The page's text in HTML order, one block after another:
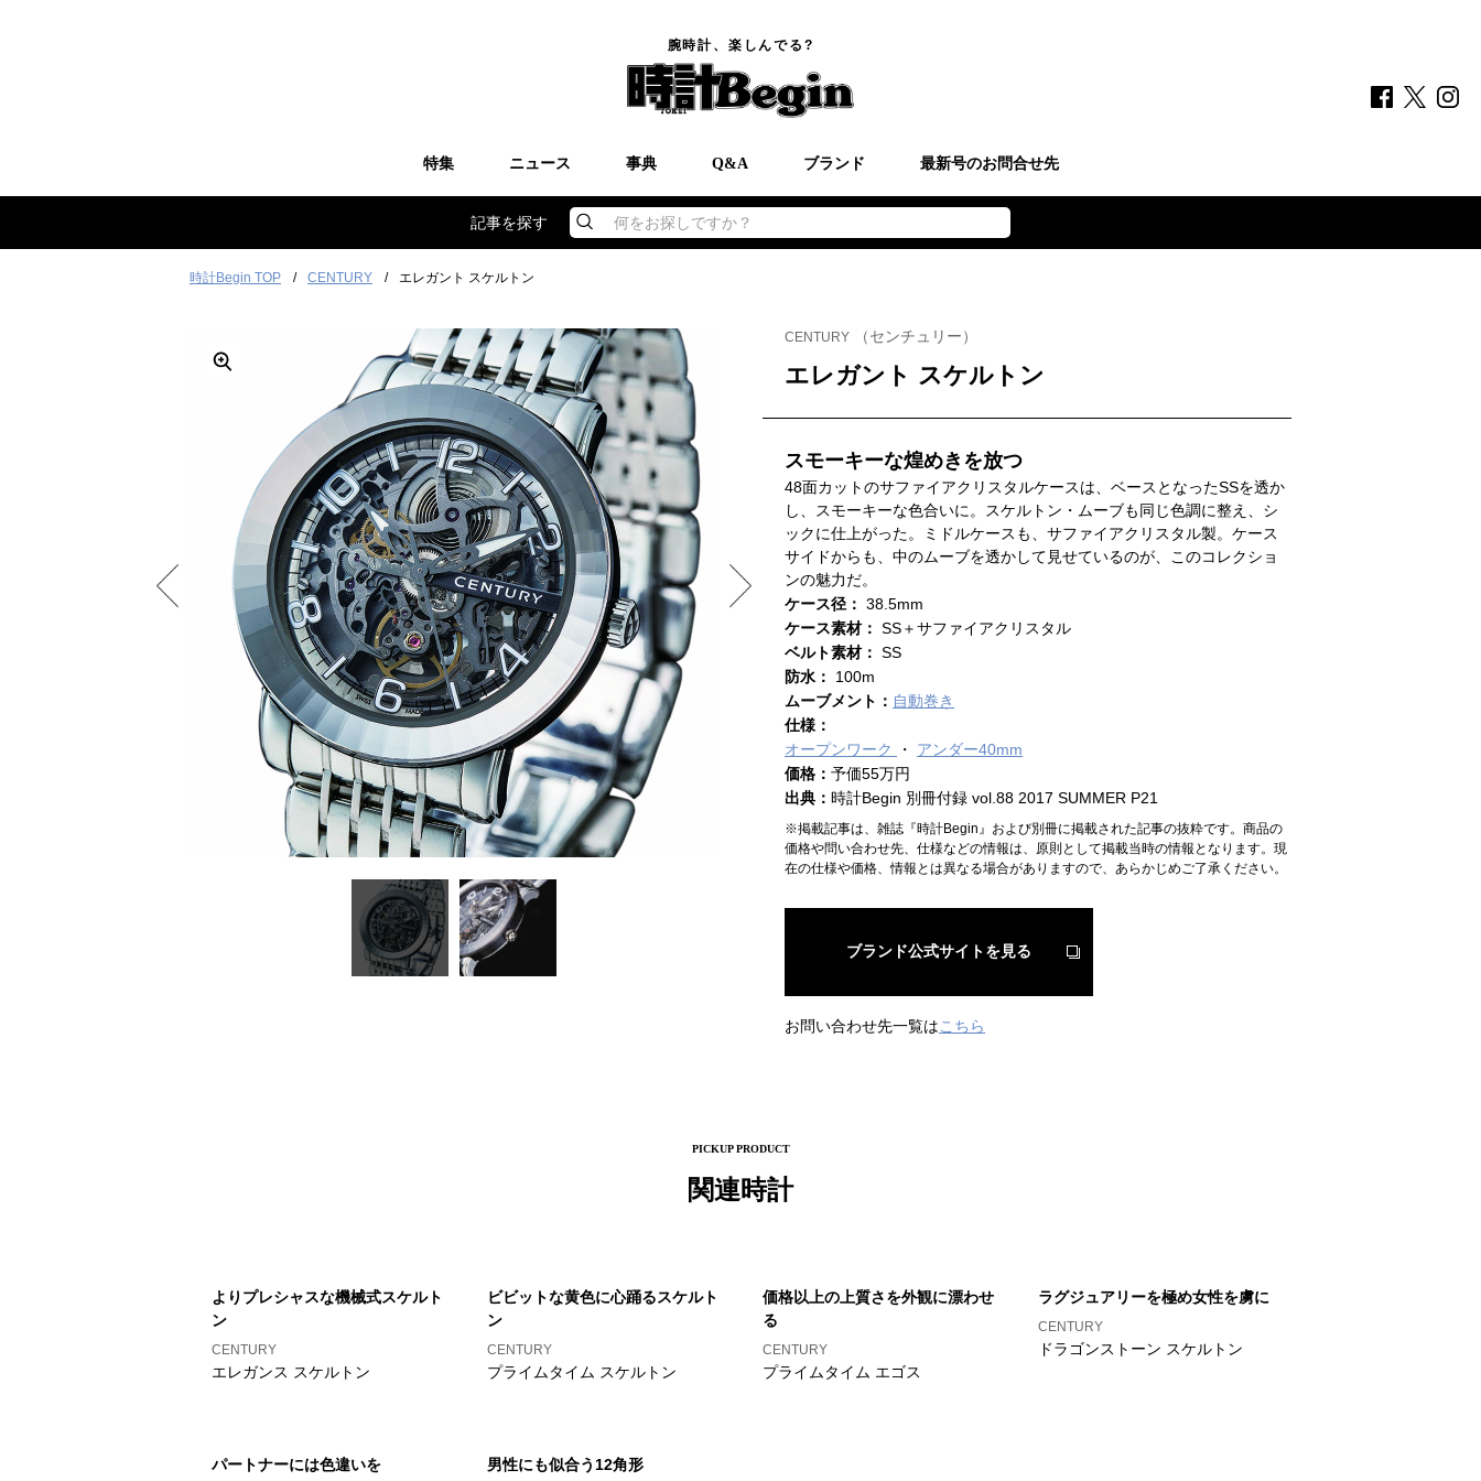
腕時計、楽しんでる?
特集 ニュース 事典 Q&A ブランド 最新号のお問合せ先
記事を探す 何をお探しですか？
時計Begin TOP CENTURY エレガント スケルトン
CENTURY （センチュリー）
エレガント スケルトン
スモーキーな煌めきを放つ
48面カットのサファイアクリスタルケースは、ベースとなったSSを透か
し、スモーキーな色合いに。スケルトン・ムーブも同じ色調に整え、シ
ックに仕上がった。ミドルケースも、サファイアクリスタル製。ケース
サイドからも、中のムーブを透かして見せているのが、このコレクショ
ンの魅力だ。
ケース径： 38.5mm
ケース素材： SS＋サファイアクリスタル
ベルト素材： SS
防水： 100m
ムーブメント： 自動巻き
仕様：
オープンワーク
アンダー40mm
価格： 予価55万円
出典： 時計Begin 別冊付録 vol.88 2017 SUMMER P21
※掲載記事は、雑誌『時計Begin』および別冊に掲載された記事の抜粋です。商品の
価格や問い合わせ先、仕様などの情報は、原則として掲載当時の情報となります。現
在の仕様や価格、情報とは異なる場合がありますので、あらかじめご了承ください。
ブランド公式サイトを見る
お問い合わせ先一覧はこちら
PICKUP PRODUCT
関連時計
よりプレシャスな機械式スケルト
ン
CENTURY
エレガンス スケルトン
ビビットな黄色に心踊るスケルト
ン
CENTURY
プライムタイム スケルトン
価格以上の上質さを外観に漂わせ
る
CENTURY
プライムタイム エゴス
ラグジュアリーを極め女性を虜に
CENTURY
ドラゴンストーン スケルトン
パートナーには色違いを 男性にも似合う12角形